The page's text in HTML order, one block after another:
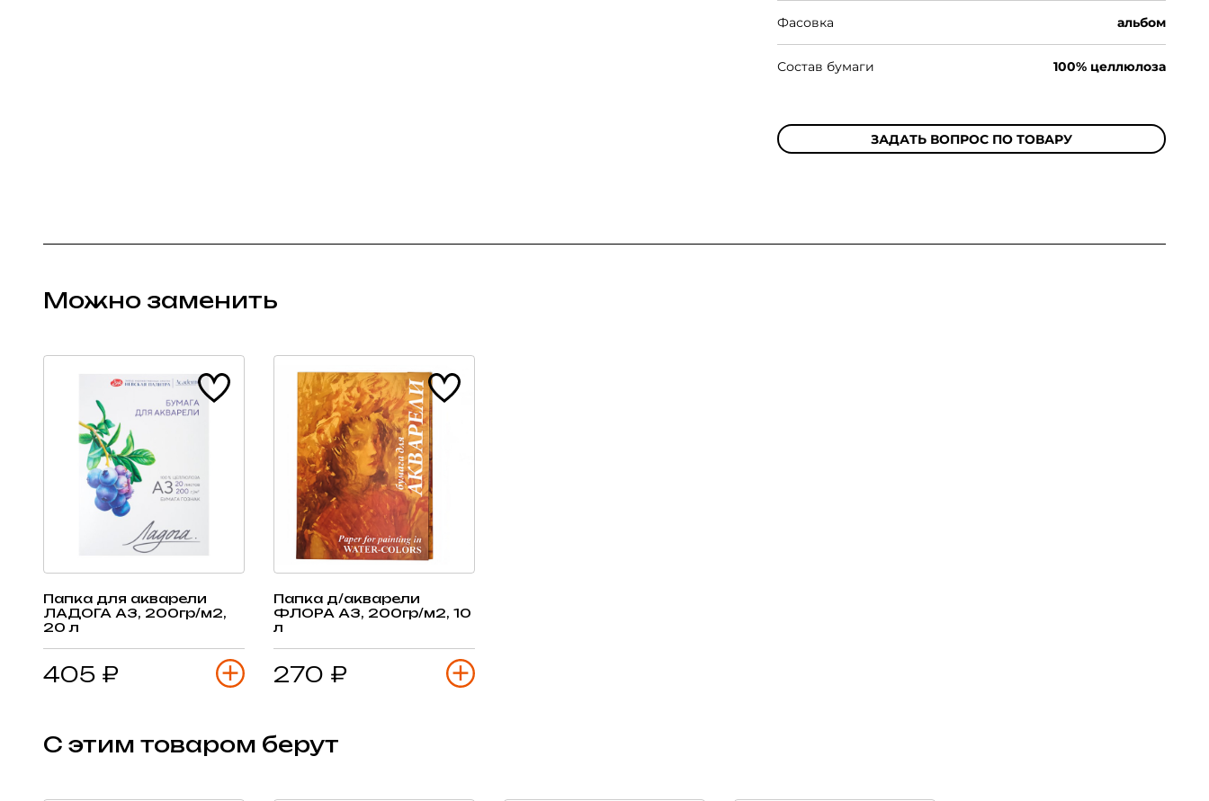
Фасовка альбом
Состав бумаги 100% целлюлоза
ЗАДАТЬ ВОПРОС ПО ТОВАРУ
Можно заменить
Папка для акварели
ЛАДОГА А3, 200гр/м2,
20 л
405 ₽
Папка д/акварели
ФЛОРА А3, 200гр/м2, 10
л
270 ₽
С этим товаром берут